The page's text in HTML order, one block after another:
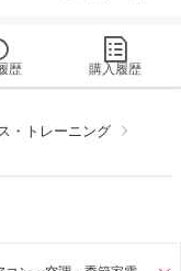
歴 購入履歴
・トレーニング